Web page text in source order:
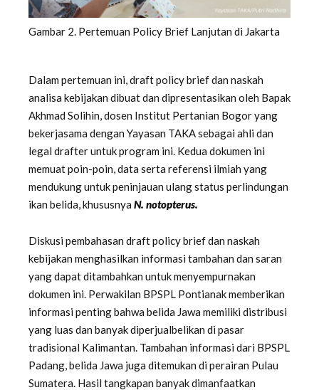
Gambar 2. Pertemuan Policy Brief Lanjutan di Jakarta
Dalam pertemuan ini, draft policy brief dan naskah
analisa kebijakan dibuat dan dipresentasikan oleh Bapak
Akhmad Solihin, dosen Institut Pertanian Bogor yang
bekerjasama dengan Yayasan TAKA sebagai ahli dan
legal drafter untuk program ini. Kedua dokumen ini
memuat poin-poin, data serta referensi ilmiah yang
mendukung untuk peninjauan ulang status perlindungan
ikan belida, khususnya N. notopterus.
Diskusi pembahasan draft policy brief dan naskah
kebijakan menghasilkan informasi tambahan dan saran
yang dapat ditambahkan untuk menyempurnakan
dokumen ini. Perwakilan BPSPL Pontianak memberikan
informasi penting bahwa belida Jawa memiliki distribusi
yang luas dan banyak diperjualbelikan di pasar
tradisional Kalimantan. Tambahan informasi dari BPSPL
Padang, belida Jawa juga ditemukan di perairan Pulau
Sumatera. Hasil tangkapan banyak dimanfaatkan